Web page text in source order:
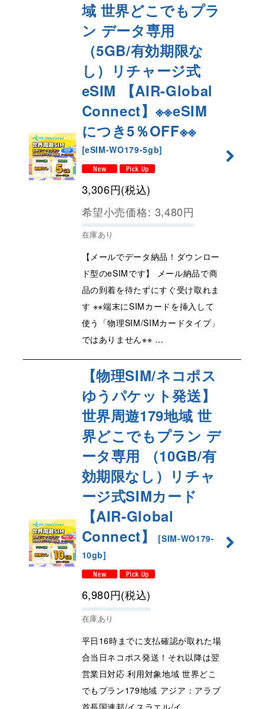
域 世界どこでもプラ
ン データ専用
（5GB/有効期限な
し）リチャージ式
eSIM 【AIR-Global
Connect】※※eSIM
につき5％OFF※※
[eSIM-WO179-5gb]
3,306円(税込)
希望小売価格: 3,480円
在庫あり
【メールでデータ納品！ダウンロー
ド型のeSIMです】 メール納品で商
品の到着を待たずにすぐ受け取れま
す ※※端末にSIMカードを挿入して
使う「物理SIM/SIMカードタイプ」
ではありません※※ …
【物理SIM/ネコポス
ゆうパケット発送】
世界周遊179地域 世
界どこでもプラン デ
ータ専用 （10GB/有
効期限なし）リチャ
ージ式SIMカード
【AIR-Global
Connect】
[SIM-WO179-
10gb]
6,980円(税込)
在庫あり
平日16時までに支払確認が取れた場
合当日ネコポス発送！それ以降は翌
営業日対応 利用対象地域 世界どこ
でもプラン179地域 アジア：アラブ
首長国連邦/イスラエル/イ…